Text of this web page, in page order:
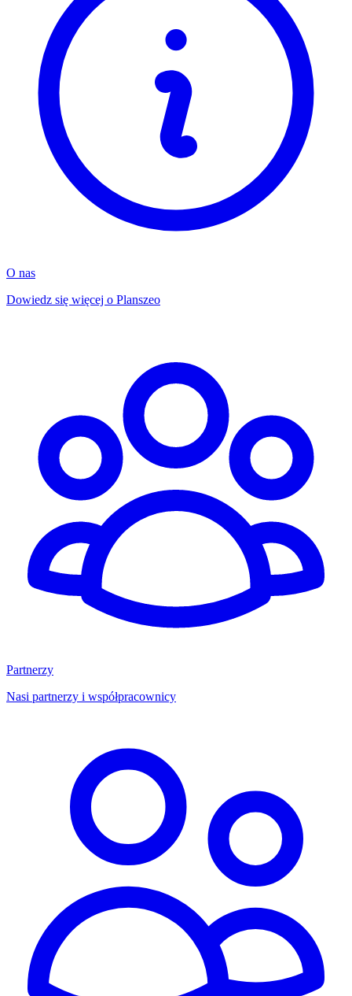
O nas
Dowiedz się więcej o Planszeo
Partnerzy
Nasi partnerzy i współpracownicy